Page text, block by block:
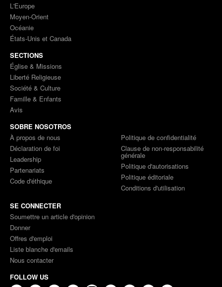
L'Europe
Moyen-Orient
Océanie
États-Unis et Canada
SECTIONS
Église & Missions
Liberté Religieuse
Société & Culture
Famille & Enfants
Avis
SOBRE NOSOTROS
À propos de nous
Déclaration de foi
Leadership
Partenariats
Code d'éthique
Politique de confidentialité
Clause de non-responsabilité
générale
Politique d'autorisations
Politique éditoriale
Conditions d'utilisation
SE CONNECTER
Soumettre un article d'opinion
Donner
Offres d'emploi
Liste blanche d'emails
Nous contacter
FOLLOW US